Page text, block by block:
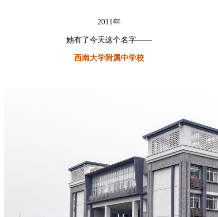
2011年
她有了今天这个名字——
西南大学附属中学校